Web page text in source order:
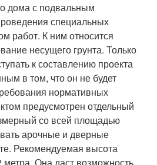
дома с подвальным
специальных
работ. К ним относится
несущего грунта. Только
к составлению проекта
в том, что он не будет
нормативных
предусмотрен отдельный
со всей площадью
арочные и дверные
Рекомендуемая высота